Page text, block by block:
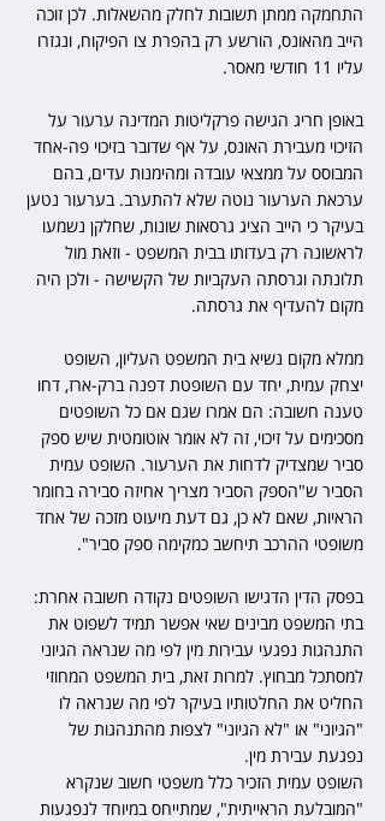
התחמקה ממתן תשובות לחלק מהשאלות. לכן זוכה
הייב מהאונס, הורשע רק בהפרת צו הפיקוח, ונגזרו
עליו 11 חודשי מאסר.
באופן חריג הגישה פרקליטות המדינה ערעור על
הזיכוי מעבירת האונס, על אף שדובר בזיכוי פה-אחד
המבוסס על ממצאי עובדה ומהימנות עדים, בהם
ערכאת הערעור נוטה שלא להתערב. בערעור נטען
בעיקר כי הייב הציג גרסאות שונות, שחלקן נשמעו
לראשונה רק בעדותו בבית המשפט - וזאת מול
תלונתה וגרסתה העקביות של הקשישה - ולכן היה
מקום להעדיף את גרסתה.
ממלא מקום נשיא בית המשפט העליון, השופט
יצחק עמית, יחד עם השופטת דפנה ברק-ארז, דחו
טענה חשובה: הם אמרו שגם אם כל השופטים
מסכימים על זיכוי, זה לא אומר אוטומטית שיש ספק
סביר שמצדיק לדחות את הערעור. השופט עמית
הסביר ש"הספק הסביר מצריך אחיזה סבירה בחומר
הראיות, שאם לא כן, גם דעת מיעוט מזכה של אחד
משופטי ההרכב תיחשב כמקימה ספק סביר".
בפסק הדין הדגישו השופטים נקודה חשובה אחרת:
בתי המשפט מבינים שאי אפשר תמיד לשפוט את
התנהגות נפגעי עבירות מין לפי מה שנראה הגיוני
למסתכל מבחוץ. למרות זאת, בית המשפט המחוזי
החליט את החלטותיו בעיקר לפי מה שנראה לו
"הגיוני" או "לא הגיוני" לצפות מהתנהגות של
נפגעת עבירת מין.
השופט עמית הזכיר כלל משפטי חשוב שנקרא
"המובלעת הראייתית", שמתייחס במיוחד לנפגעות